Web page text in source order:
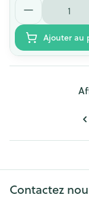
Ajouter au
Contactez